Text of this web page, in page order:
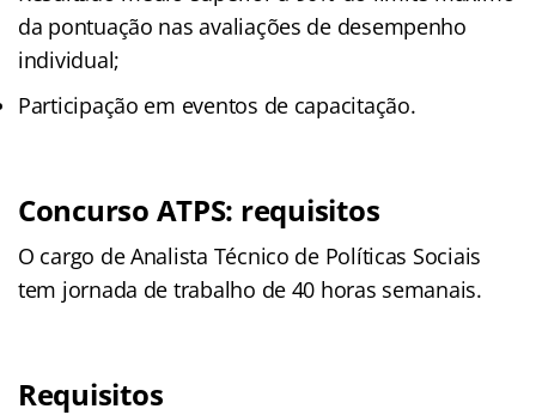
da pontuação nas avaliações de desempenho
individual;
Participação em eventos de capacitação.
Concurso ATPS: requisitos
O cargo de Analista Técnico de Políticas Sociais
tem jornada de trabalho de 40 horas semanais.
Requisitos